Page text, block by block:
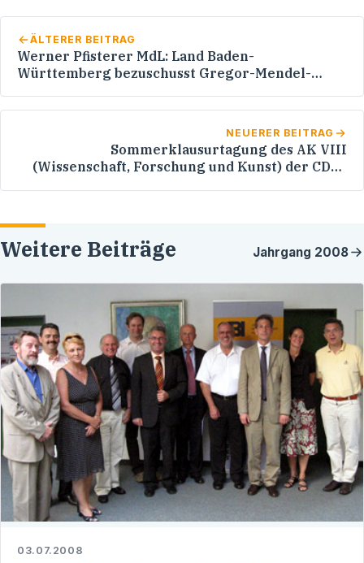
ÄLTERER BEITRAG
Werner Pfisterer MdL: Land Baden-
Württemberg bezuschusst Gregor-Mendel-
NEUERER BEITRAG
Sommerklausurtagung des AK VIII
(Wissenschaft, Forschung und Kunst) der CDU-
Weitere Beiträge Jahrgang 2008
03.07.2008